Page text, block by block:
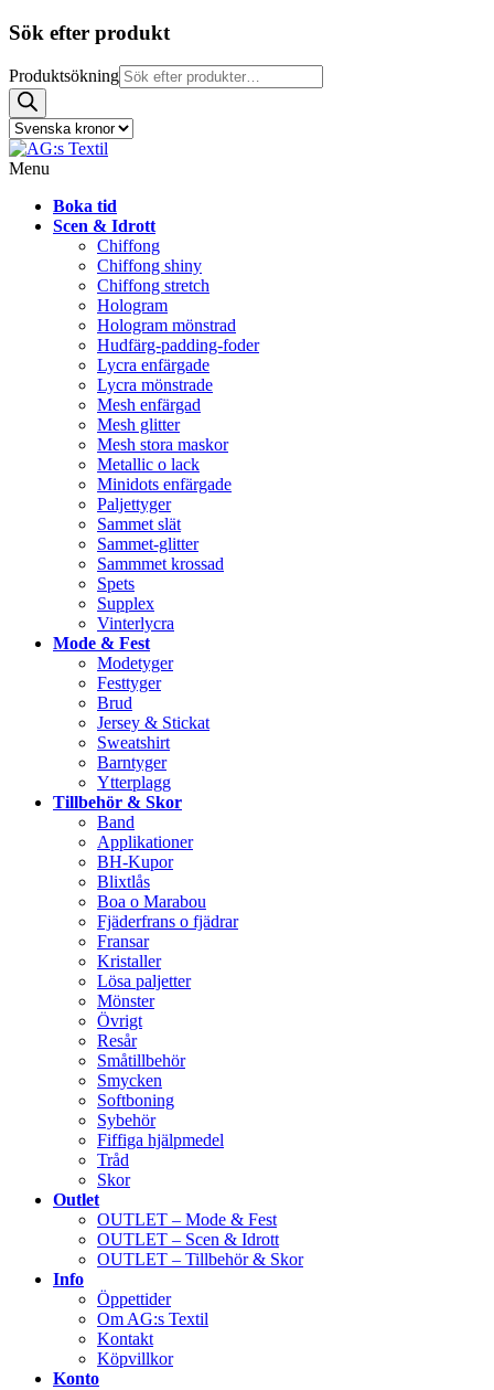
Sök efter produkt
Produktsökning
Menu
Boka tid
Scen & Idrott
Chiffong
Chiffong shiny
Chiffong stretch
Hologram
Hologram mönstrad
Hudfärg-padding-foder
Lycra enfärgade
Lycra mönstrade
Mesh enfärgad
Mesh glitter
Mesh stora maskor
Metallic o lack
Minidots enfärgade
Paljettyger
Sammet slät
Sammet-glitter
Sammmet krossad
Spets
Supplex
Vinterlycra
Mode & Fest
Modetyger
Festtyger
Brud
Jersey & Stickat
Sweatshirt
Barntyger
Ytterplagg
Tillbehör & Skor
Band
Applikationer
BH-Kupor
Blixtlås
Boa o Marabou
Fjäderfrans o fjädrar
Fransar
Kristaller
Lösa paljetter
Mönster
Övrigt
Resår
Småtillbehör
Smycken
Softboning
Sybehör
Fiffiga hjälpmedel
Tråd
Skor
Outlet
OUTLET – Mode & Fest
OUTLET – Scen & Idrott
OUTLET – Tillbehör & Skor
Info
Öppettider
Om AG:s Textil
Kontakt
Köpvillkor
Konto